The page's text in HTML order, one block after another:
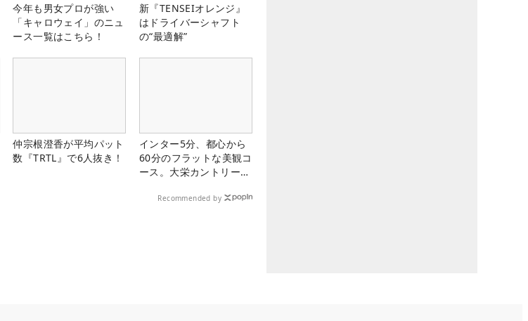
今年も男女プロが強い
「キャロウェイ」のニュ
ース一覧はこちら！
新『TENSEIオレンジ』
はドライバーシャフト
の“最適解”
仲宗根澄香が平均パット
数『TRTL』で6人抜き！
インター5分、都心から
60分のフラットな美観コ
ース。大栄カントリー俱
Recommended by